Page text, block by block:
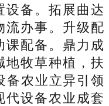
设备。拓展曲达
流办事。升级配
课配备。鼎力成
地牧草种植，扶
备农业立异引领
代设备农业成套